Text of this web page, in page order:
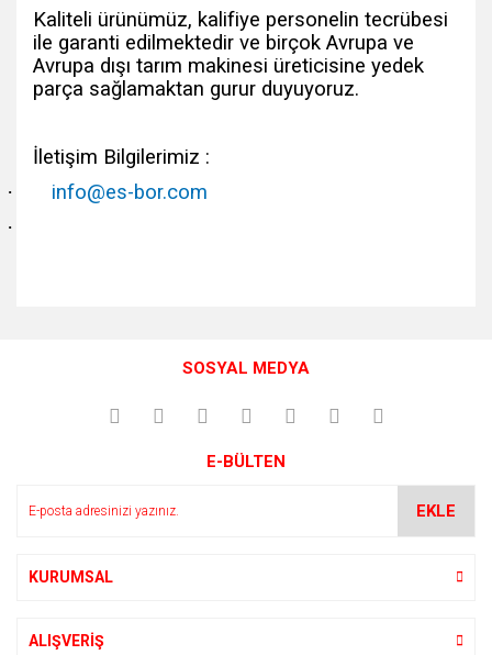
Kaliteli ürünümüz, kalifiye personelin tecrübesi
ile garanti edilmektedir ve birçok Avrupa ve
Avrupa dışı tarım makinesi üreticisine yedek
parça sağlamaktan gurur duyuyoruz.
İletişim Bilgilerimiz :
· info@es-bor.com
·
Yorum Yaz
Görüş ve önerileriniz için teşekkür ederiz.
Ürün açıklamasında eksik bilgiler bulunuyor.
SOSYAL MEDYA
E-BÜLTEN
EKLE
KURUMSAL
ALIŞVERİŞ